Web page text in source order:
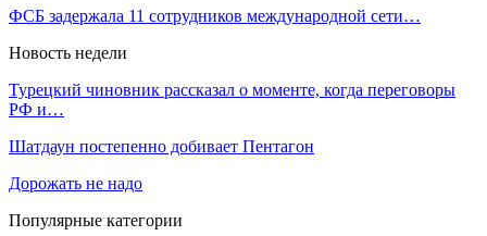
ФСБ задержала 11 сотрудников международной сети…
Новость недели
Турецкий чиновник рассказал о моменте, когда переговоры
РФ и…
Шатдаун постепенно добивает Пентагон
Дорожать не надо
Популярные категории